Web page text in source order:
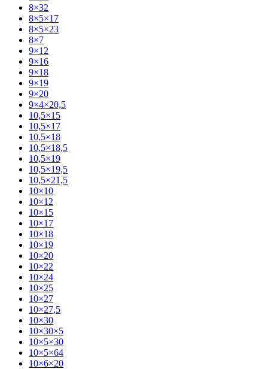
8×32
8×5×17
8×5×23
8×7
9×12
9×16
9×18
9×19
9×20
9×4×20,5
10,5×15
10,5×17
10,5×18
10,5×18,5
10,5×19
10,5×19,5
10,5×21,5
10×10
10×12
10×15
10×17
10×18
10×19
10×20
10×22
10×24
10×25
10×27
10×27,5
10×30
10×30×5
10×5×30
10×5×64
10×6×20